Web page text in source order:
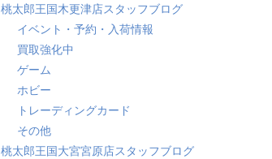
桃太郎王国木更津店スタッフブログ
イベント・予約・入荷情報
買取強化中
ゲーム
ホビー
トレーディングカード
その他
桃太郎王国大宮宮原店スタッフブログ